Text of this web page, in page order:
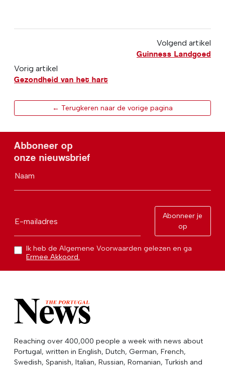
Volgend artikel
Guinness Landgoed
Vorig artikel
Gezondheid van het hart
← Terugkeren naar de vorige pagina
Abboneer op
onze nieuwsbrief
Naam
E-mailadres
Abonneer je
op
Ik heb de Algemene Voorwaarden gelezen en ga
Ermee Akkoord.
Reaching over 400,000 people a week with news about
Portugal, written in English, Dutch, German, French,
Swedish, Spanish, Italian, Russian, Romanian, Turkish and